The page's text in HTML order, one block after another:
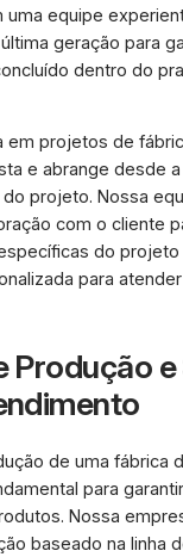
uma equipe
geração para
dentro do
em projetos de
e abrange desde
projeto. Nossa
com o cliente
do
para
Produção
de uma fábrica
para
Nossa
baseado na linha